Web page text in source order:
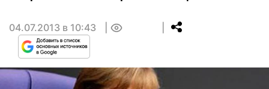
04.07.2013 в 10:43